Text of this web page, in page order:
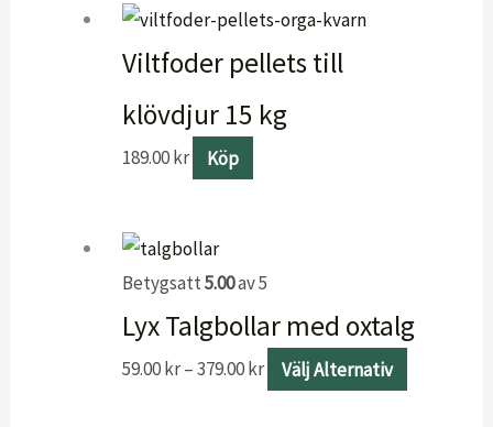
Viltfoder pellets till
klövdjur 15 kg
189.00kr Köp
Betygsatt5.00av 5
Lyx Talgbollar med oxtalg
59.00kr–379.00kr Välj Alternativ